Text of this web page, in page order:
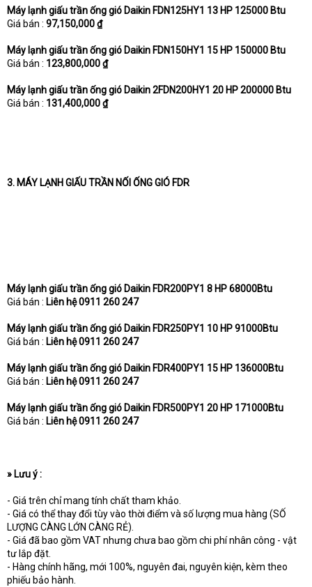
Máy lạnh giấu trần ống gió Daikin FDN125HY1 13 HP 125000 Btu
Giá bán : 97,150,000 ₫
Máy lạnh giấu trần ống gió Daikin FDN150HY1 15 HP 150000 Btu
Giá bán : 123,800,000 ₫
Máy lạnh giấu trần ống gió Daikin 2FDN200HY1 20 HP 200000 Btu
Giá bán : 131,400,000 ₫
3. MÁY LẠNH GIẤU TRẦN NỐI ỐNG GIÓ FDR
Máy lạnh giấu trần ống gió Daikin FDR200PY1 8 HP 68000Btu
Giá bán : Liên hệ 0911 260 247
Máy lạnh giấu trần ống gió Daikin FDR250PY1 10 HP 91000Btu
Giá bán : Liên hệ 0911 260 247
Máy lạnh giấu trần ống gió Daikin FDR400PY1 15 HP 136000Btu
Giá bán : Liên hệ 0911 260 247
Máy lạnh giấu trần ống gió Daikin FDR500PY1 20 HP 171000Btu
Giá bán : Liên hệ 0911 260 247
» Lưu ý :
- Giá trên chỉ mang tính chất tham khảo.
- Giá có thể thay đổi tùy vào thời điểm và số lượng mua hàng (SỐ
LƯỢNG CÀNG LỚN CÀNG RẺ).
- Giá đã bao gồm VAT nhưng chưa bao gồm chi phí nhân công - vật
tư lắp đặt.
- Hàng chính hãng, mới 100%, nguyên đai, nguyên kiện, kèm theo
phiếu bảo hành.